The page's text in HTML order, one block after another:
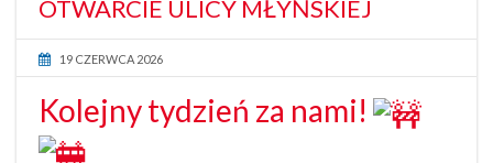
OTWARCIE ULICY MŁYŃSKIEJ
19 CZERWCA 2026
Kolejny tydzień za nami!